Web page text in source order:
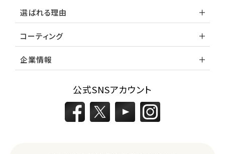
選ばれる理由
コーティング
企業情報
公式SNSアカウント